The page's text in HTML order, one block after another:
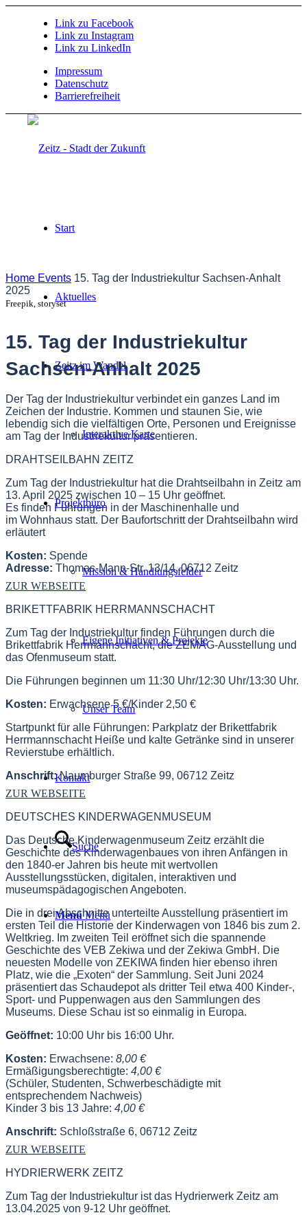
Link zu Facebook
Link zu Instagram
Link zu LinkedIn
Impressum
Datenschutz
Barrierefreiheit
Start
Aktuelles
Zeitz im Wandel
Interaktive Karte
Projektbüro
Mission & Handlungsfelder
Eigene Initiativen & Projekte
Unser Team
Kontakt
Suche
Menü Menü
Home Events 15. Tag der Industriekultur Sachsen-Anhalt
2025
Freepik, storyset
15. Tag der Industriekultur
Sachsen-Anhalt 2025
Der Tag der Industriekultur verbindet ein ganzes Land im
Zeichen der Industrie. Kommen und staunen Sie, wie
lebendig sich die vielfältigen Orte, Personen und Ereignisse
am Tag der Industriekultur präsentieren.
DRAHTSEILBAHN ZEITZ
Zum Tag der Industriekultur hat die Drahtseilbahn in Zeitz am
13. April 2025 zwischen 10 – 15 Uhr geöffnet.
Es finden Führungen in der Maschinenhalle und
im Wohnhaus statt. Der Baufortschritt der Drahtseilbahn wird
erläutert
Kosten: Spende
Adresse: Thomas-Mann-Str. 13/14, 06712 Zeitz
ZUR WEBSEITE
BRIKETTFABRIK HERRMANNSCHACHT
Zum Tag der Industriekultur finden Führungen durch die
Brikettfabrik Herrmannschacht, die ZEMAG-Ausstellung und
das Ofenmuseum statt.
Die Führungen beginnen um 11:30 Uhr/12:30 Uhr/13:30 Uhr.
Kosten: Erwachsene 5 €/Kinder 2,50 €
Startpunkt für alle Führungen: Parkplatz der Brikettfabrik
Herrmannschacht Heiße und kalte Getränke sind in unserer
Revierstube erhältlich.
Anschrift:Naumburger Straße 99, 06712 Zeitz
ZUR WEBSEITE
DEUTSCHES KINDERWAGENMUSEUM
Das Deutsche Kinderwagenmuseum Zeitz erzählt die
Geschichte des Kinderwagenbaues von ihren Anfängen in
den 1840-er Jahren bis heute mit wertvollen
Ausstellungsstücken, digitalen, interaktiven und
museumspädagogischen Angeboten.
Die in drei Abschnitte unterteilte Ausstellung präsentiert im
ersten Teil die Historie der Kinderwagen von 1846 bis zum 2.
Weltkrieg. Im zweiten Teil eröffnet sich die spannende
Geschichte des VEB Zekiwa und der Zekiwa GmbH. Die
neuesten Modelle von ZEKIWA finden hier ebenso ihren
Platz, wie die „Exoten“ der Sammlung. Seit Juni 2024
präsentiert das Schaudepot als dritter Teil etwa 400 Kinder-,
Sport- und Puppenwagen aus den Sammlungen des
Museums. Diese Schau ist so einmalig in Europa.
Geöffnet: 10:00 Uhr bis 16:00 Uhr.
Kosten: Erwachsene: 8,00 €
Ermäßigungsberechtigte: 4,00 €
(Schüler, Studenten, Schwerbeschädigte mit
entsprechendem Nachweis)
Kinder 3 bis 13 Jahre: 4,00 €
Anschrift: Schloßstraße 6, 06712 Zeitz
ZUR WEBSEITE
HYDRIERWERK ZEITZ
Zum Tag der Industriekultur ist das Hydrierwerk Zeitz am
13.04.2025 von 9-12 Uhr geöffnet.